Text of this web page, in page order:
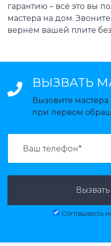
гарантию – всё это вы
мастера на дом.
вернём вашей плите
ВЫЗВАТЬ
Вызовите
при первом
Соглашаюсь